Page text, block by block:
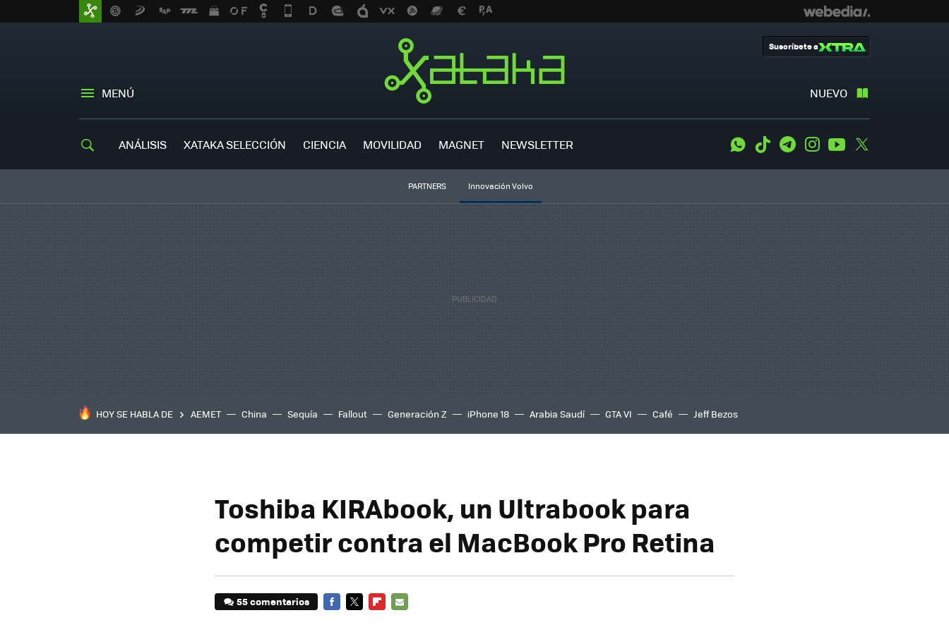
MENÚ NUEVO
Suscríbete a
ANÁLISIS XATAKA SELECCIÓN CIENCIA MOVILIDAD MAGNET NEWSLETTER WhatsApp
Tiktok TelegramInstagramYoutube
PARTNERS Innovación Volvo
HOY SE HABLA DE AEMET China Sequía Fallout Generación Z iPhone 18 Arabia Saudí GTA VI Café Jeff Bezos
Toshiba KIRAbook, un Ultrabook para
competir contra el MacBook Pro Retina
55 comentarios